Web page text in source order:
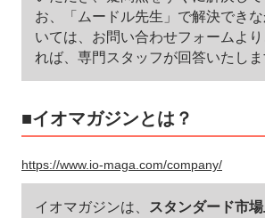
お、「ムードル先生」で解決でき
いては、お問い合わせフォームよ
れば、専門スタッフが回答いたしま
■イオマガジンとは？
https://www.io-maga.com/company/
イオマガジンは、
スタンダード市